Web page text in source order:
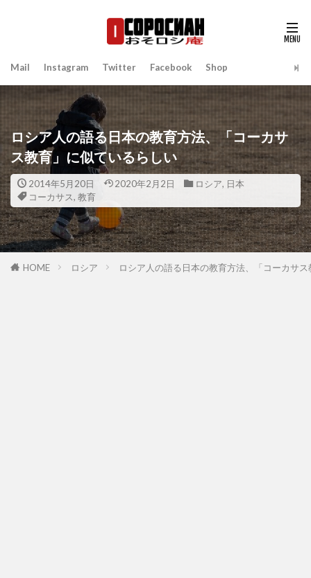
Mail Instagram Twitter Facebook Shop
ロシア人の語る日本の教育方法、「コーカサ
ス教育」に似ているらしい
2014年5月20日 2020年2月2日 ロシア, 日本
コーカサス, 教育
HOME ロシア ロシア人の語る日本の教育方法、「コーカサ